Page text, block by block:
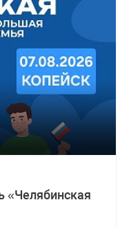
«Челябинская